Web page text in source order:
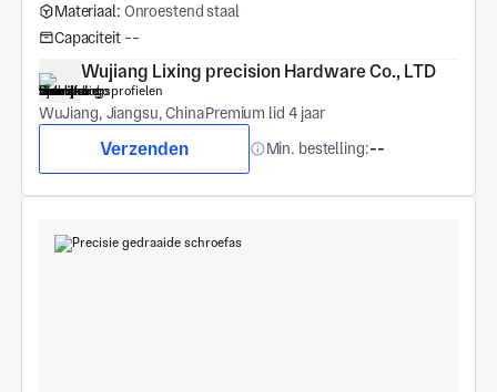
Materiaal: Onroestend staal
Capaciteit --
Wujiang Lixing precision Hardware Co., LTD
WuJiang, Jiangsu, ChinaPremium lid 4 jaar
Verzenden Min. bestelling:--